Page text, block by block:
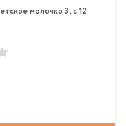
молочко 3, c 12